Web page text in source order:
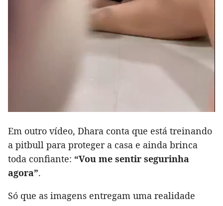
Em outro vídeo, Dhara conta que está treinando
a pitbull para proteger a casa e ainda brinca
toda confiante: “Vou me sentir segurinha
agora”.
Só que as imagens entregam uma realidade